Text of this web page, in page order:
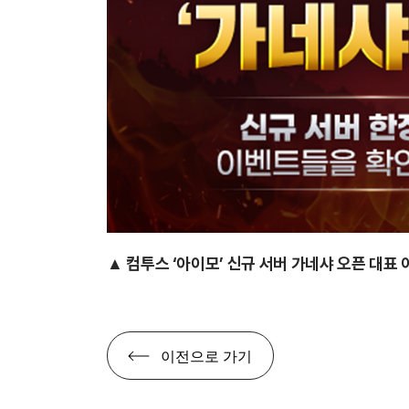
▲ 컴투스 ‘아이모’ 신규 서버 가네샤 오픈 대표
이전으로 가기